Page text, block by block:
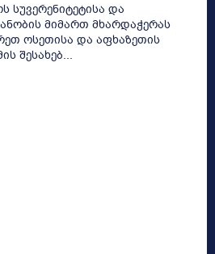
სუვერენიტეტისა და
მიმართ მხარდაჭერას
ოსეთისა და აფხაზეთის
შესახებ...